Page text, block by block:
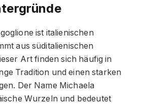
ist italienischen
aus süditalienischen
Art finden sich häufig in
Tradition und einen starken
Der Name Michaela
Wurzeln und bedeutet